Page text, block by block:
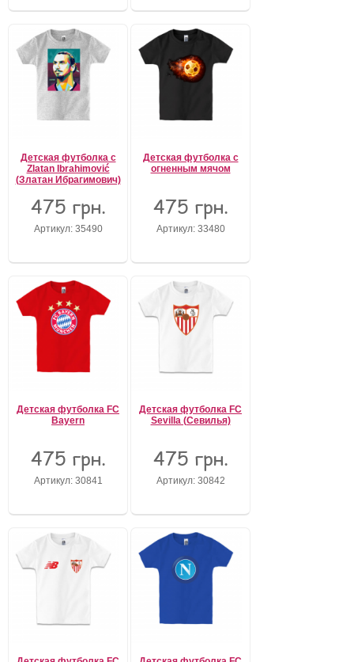
Детская футболка с
Zlatan Ibrahimović
(Златан Ибрагимович)
475 грн.
Артикул: 35490
Детская футболка с
огненным мячом
475 грн.
Артикул: 33480
Детская футболка FC
Bayern
475 грн.
Артикул: 30841
Детская футболка FC
Sevilla (Севилья)
475 грн.
Артикул: 30842